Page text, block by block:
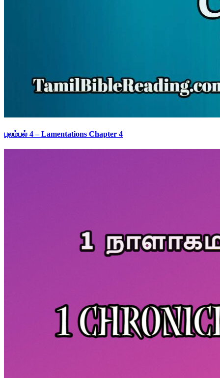
புலம்பல் 4 – Lamentations Chapter 4